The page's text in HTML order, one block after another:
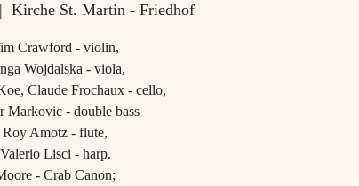
Kirche St. Martin - Friedhof
Crawford - violin,
Wojdalska - viola,
Claude Frochaux - cello,
Markovic - double bass
Roy Amotz - flute,
Valerio Lisci - harp.
- Crab Canon;